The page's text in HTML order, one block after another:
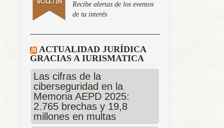
Recibe alertas de los eventos
de tu interés
ACTUALIDAD JURÍDICA
GRACIAS A IURISMATICA
Las cifras de la
ciberseguridad en la
Memoria AEPD 2025:
2.765 brechas y 19,8
millones en multas